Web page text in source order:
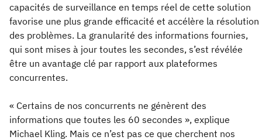
capacités de surveillance en temps réel de cette solution
favorise une plus grande efficacité et accélère la résolution
des problèmes. La granularité des informations fournies,
qui sont mises à jour toutes les secondes, s’est révélée
être un avantage clé par rapport aux plateformes
concurrentes.
« Certains de nos concurrents ne génèrent des
informations que toutes les 60 secondes », explique
Michael Kling. Mais ce n’est pas ce que cherchent nos